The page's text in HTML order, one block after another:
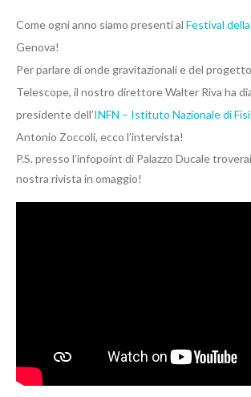
Come ogni anno siamo presenti al Festival
Genova!
Per parlare di onde gravitazionali e del
Telescope, il nostro direttore Walter Riva ha
presidente dell’INFN – Istituto Nazionale di
Antonio Zoccoli, ecco l’intervista!
P.S. presso l’infopoint di Palazzo Ducale
nostra rivista in omaggio!